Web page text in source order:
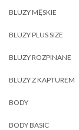
BLUZY MĘSKIE
BLUZY PLUS SIZE
BLUZY ROZPINANE
BLUZY Z KAPTUREM
BODY
BODY BASIC